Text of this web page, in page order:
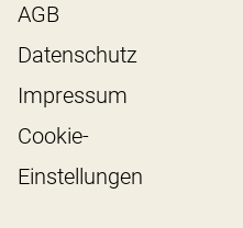
AGB
Datenschutz
Impressum
Cookie-
Einstellungen